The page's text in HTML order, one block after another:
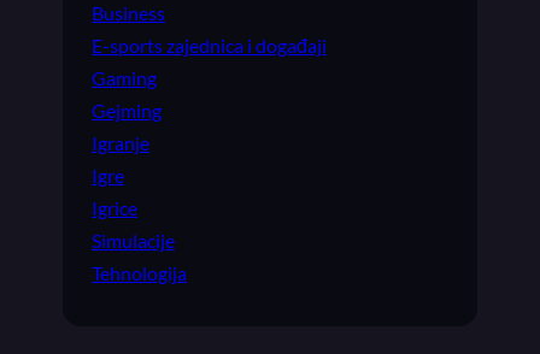
Business
E-sports zajednica i događaji
Gaming
Gejming
Igranje
Igre
Igrice
Simulacije
Tehnologija